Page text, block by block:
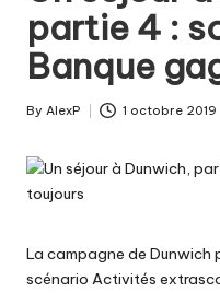
e
t
t
e
partie 4 :
Banque
Posted
By AlexP 1 octobre 2019
La campagne de Dunwich
scénario Activités